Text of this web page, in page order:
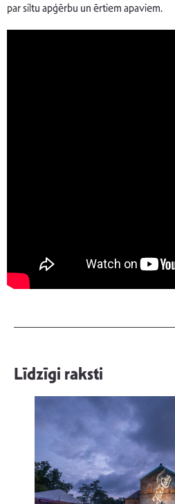
par siltu apģērbu un ērtiem apaviem.
Līdzīgi raksti